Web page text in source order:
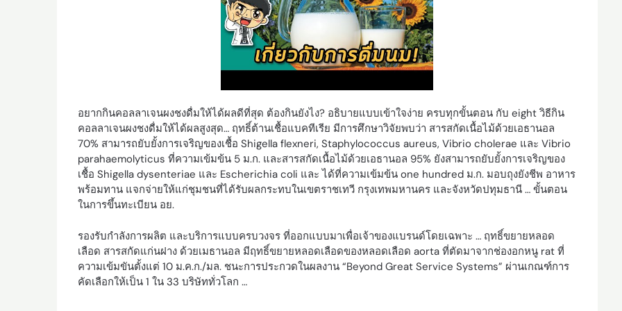
อยากกินคอลลาเจนผงชงดื่มให้ได้ผลดีที่สุด ต้องกินยังไง? อธิบายแบบเข้าใจง่าย ครบทุกขั้นตอน กับ eight วิธีกิน
คอลลาเจนผงชงดื่มให้ได้ผลสูงสุด… ฤทธิ์ต้านเชื้อแบคทีเรีย มีการศึกษาวิจัยพบว่า สารสกัดเนื้อไม้ด้วยเอธานอล
70% สามารถยับยั้งการเจริญของเชื้อ Shigella flexneri, Staphylococcus aureus, Vibrio cholerae และ Vibrio
parahaemolyticus ที่ความเข้มข้น 5 ม.ก. และสารสกัดเนื้อไม้ด้วยเอธานอล 95% ยังสามารถยับยั้งการเจริญของ
เชื้อ Shigella dysenteriae และ Escherichia coli และ ได้ที่ความเข้มข้น one hundred ม.ก. มอบถุงยังชีพ อาหาร
พร้อมทาน แจกจ่ายให้แก่ชุมชนที่ได้รับผลกระทบในเขตราชเทวี กรุงเทพมหานคร และจังหวัดปทุมธานี … ขั้นตอน
ในการขึ้นทะเบียน อย.
รองรับกำลังการผลิต และบริการแบบครบวงจร ที่ออกแบบมาเพื่อเจ้าของแบรนด์โดยเฉพาะ … ฤทธิ์ขยายหลอด
เลือด สารสกัดแก่นฝาง ด้วยเมธานอล มีฤทธิ์ขยายหลอดเลือดของหลอดเลือด aorta ที่ตัดมาจากช่องอกหนู rat ที่
ความเข้มขันตั้งแต่ 10 ม.ค.ก./มล. ชนะการประกวดในผลงาน “Beyond Great Service Systems” ผ่านเกณฑ์การ
คัดเลือกให้เป็น 1 ใน 33 บริษัททั่วโลก …